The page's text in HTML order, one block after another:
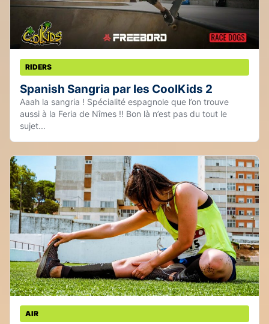
RIDERS
Spanish Sangria par les CoolKids 2
Aaah la sangria ! Spécialité espagnole que l’on trouve
aussi à la Feria de Nîmes !! Bon là n’est pas du tout le
sujet...
AIR